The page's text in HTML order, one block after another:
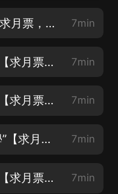
001 君子無為 才華需韞【求月票，評論，分享】 7min
002 為人收斂，以史為鑒【求月票，評論，分享】 7min
003 人之為人，上善若水【求月票，評論，分享】 7min
004 簡單一點的“空杯哲學”【求月票，評論，分享】 7min
005 隨遇知足，得以善終【求月票，評論，分享】 7min